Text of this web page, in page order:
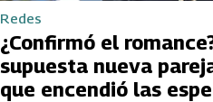
Redes
¿Confirmó el
supuesta nueva
que encendió las